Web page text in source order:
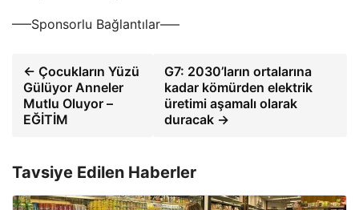
—–Sponsorlu Bağlantılar—–
← Çocukların Yüzü
Gülüyor Anneler
Mutlu Oluyor –
EĞİTİM
G7: 2030’ların ortalarına
kadar kömürden elektrik
üretimi aşamalı olarak
duracak →
Tavsiye Edilen Haberler